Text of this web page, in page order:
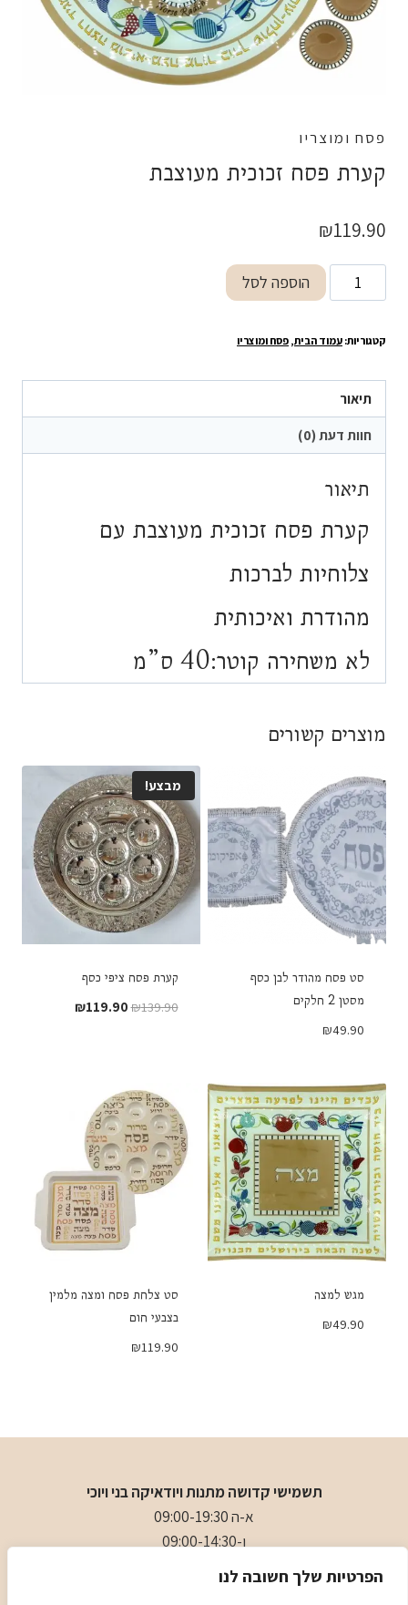
הפרטיות שלך חשובה לנו
פסח ומוצריו
קערת פסח זכוכית מעוצבת
₪119.90
כמות
של
פסח
מעוצבת
הוספה לסל
קטגוריות: עמוד הבית, פסח ומוצריו
תיאור
חוות דעת (0)
תיאור
קערת פסח זכוכית מעוצבת עם
צלוחיות לברכות
מהודרת ואיכותית
לא משחירה קוטר:40 ס”מ
מוצרים קשורים
סט פסח מהודר לבן כסף
מסטן 2 חלקים
₪49.90
מבצע!
קערת פסח ציפי כסף
₪139.90
המחיר
₪119.90 המחיר
מגש למצה
₪49.90
סט צלחת פסח ומצה מלמין
בצבעי חום
₪119.90
תשמישי קדושה מתנות ויודאיקה בני ויוכי
א-ה 09:00-19:30
ו-09:00-14:30
- 0509501282
: כיכר המייסדים 4 ראשון לציון (ליד הבית כנסת הגדול)